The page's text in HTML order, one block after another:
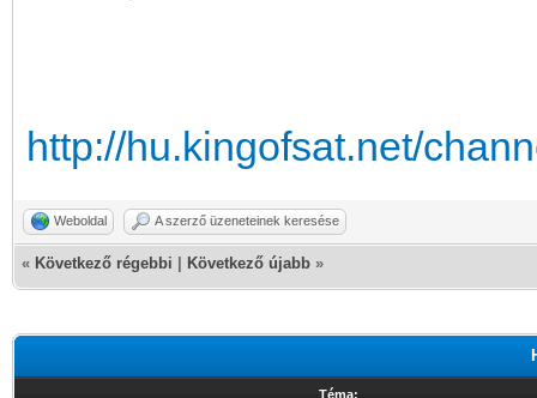
http://hu.kingofsat.net/
Weboldal A szerző üzeneteinek keresése
« Következő régebbi Következő újabb »
Téma: